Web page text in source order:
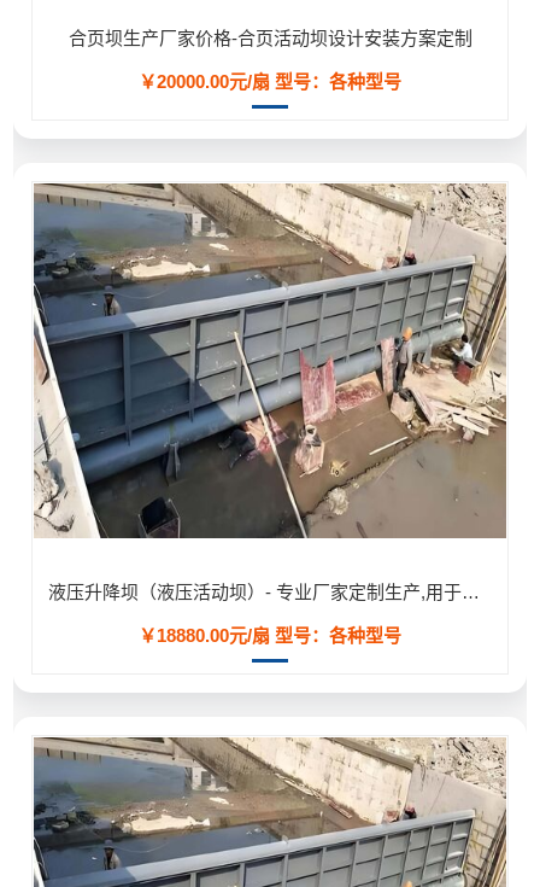
合页坝生产厂家价格-合页活动坝设计安装方案定制
￥20000.00元/扇 型号：各种型号
液压升降坝（液压活动坝）- 专业厂家定制生产,用于河道/防汛工程
￥18880.00元/扇 型号：各种型号